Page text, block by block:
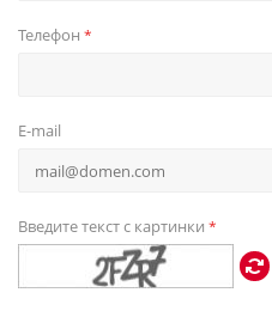
Телефон *
E-mail
Введите текст с картинки *